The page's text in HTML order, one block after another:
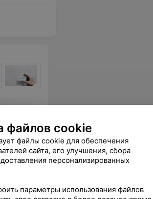
Еще
файлов cookie
файлы cookie для обеспечения
сайта, его улучшения, сбора
персонализированных
параметры использования файлов